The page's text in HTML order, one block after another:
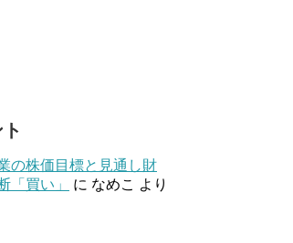
の株価目標と見通し財
「買い」
に なめこ より